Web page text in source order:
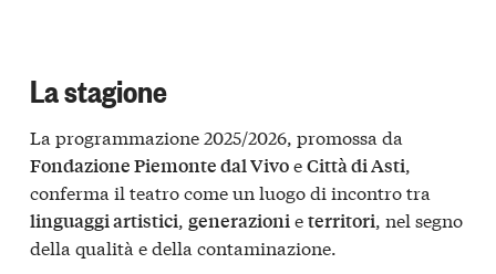
La stagione
La programmazione 2025/2026, promossa da
Fondazione Piemonte dal VivoeCittà di Asti,
conferma il teatro come un luogo di incontro tra
linguaggi artistici, generazionieterritori, nel segno
della qualità e della contaminazione.